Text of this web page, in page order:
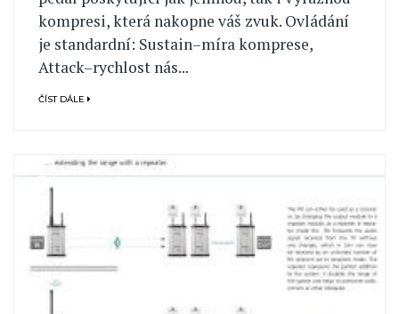
kompresi, která nakopne váš zvuk. Ovládání
je standardní: Sustain–míra komprese,
Attack–rychlost nás...
ČÍST DÁLE